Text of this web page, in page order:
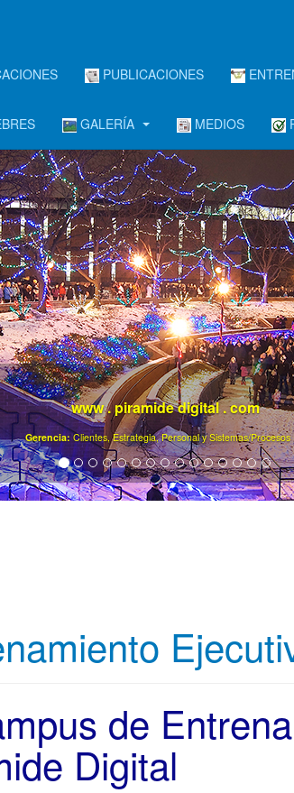
PUBLICACIONES
GALERÍA MEDIOS
www . piramide digital . com
Gerencia: Clientes, Estrategia, Personal y Sistemas/Procesos
de
Digital